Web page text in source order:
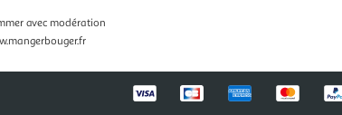
avec modération